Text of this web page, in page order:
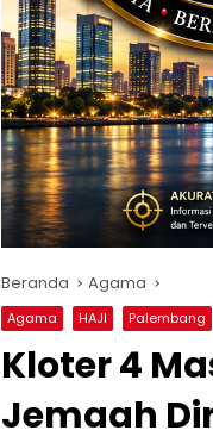
Beranda Agama
Agama HAJI Palembang
Kloter 4
Jemaah